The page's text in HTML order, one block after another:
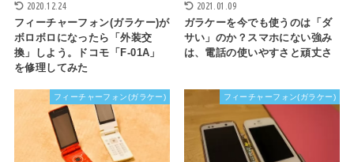
2020.12.24
フィーチャーフォン(ガラケー)が
ボロボロになったら「外装交
換」しよう。ドコモ「F-01A」
を修理してみた
2021.01.09
ガラケーを今でも使うのは「ダ
サい」のか？スマホにない強み
は、電話の使いやすさと頑丈さ
フィーチャーフォン(ガラケー) フィーチャーフォン(ガラケー)